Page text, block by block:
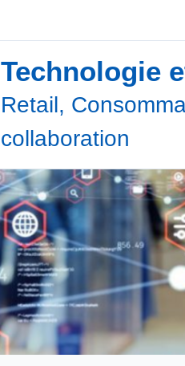
Technologie
Retail,
collaboration